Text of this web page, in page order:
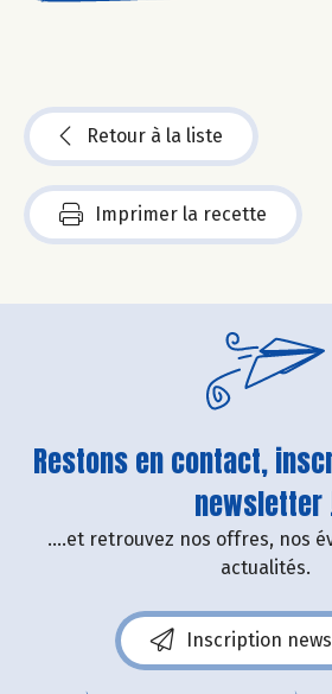
Retour à la liste
Imprimer la recette
Restons en contact,
newsletter
....et retrouvez nos offres, nos
actualités.
Inscription